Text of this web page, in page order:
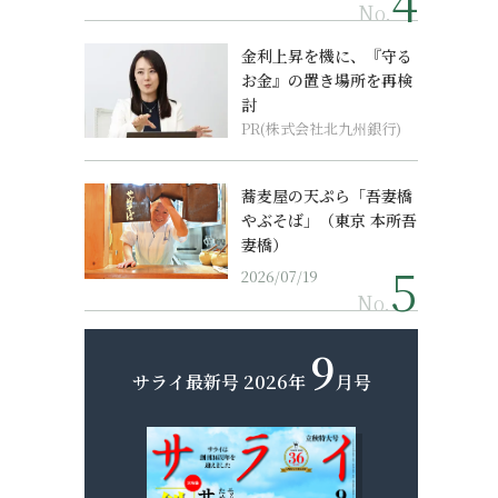
No.
金利上昇を機に、『守る
お金』の置き場所を再検
討
PR(株式会社北九州銀行)
蕎麦屋の天ぷら「吾妻橋
やぶそば」（東京 本所吾
妻橋）
2026/07/19
No.
サライ最新号 2026年 9月号